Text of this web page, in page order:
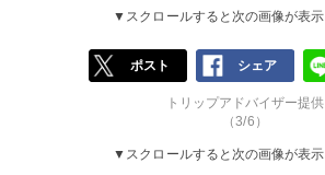
▼スクロールすると次の画像が表
ポスト シェア
トリップアドバイザー提供
（3/6）
▼スクロールすると次の画像が表